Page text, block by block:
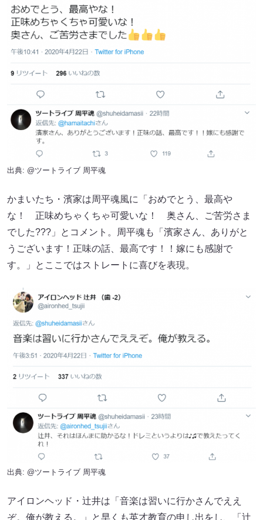
出典: @ツートライブ 周平魂
かまいたち・濱家は周平魂風に「おめでとう、最高や
な！ 正味めちゃくちゃ可愛いな！ 奥さん、ご苦労さま
でした???」とコメント。周平魂も「濱家さん、ありがと
うございます！正味の話、最高です！！嫁にも感謝で
す。」とここではストレートに喜びを表現。
出典: @ツートライブ 周平魂
アイロンヘッド・辻井は「音楽は習いに行かさんでええ
ぞ。俺が教える。」と早くも英才教育の申し出をし、「辻